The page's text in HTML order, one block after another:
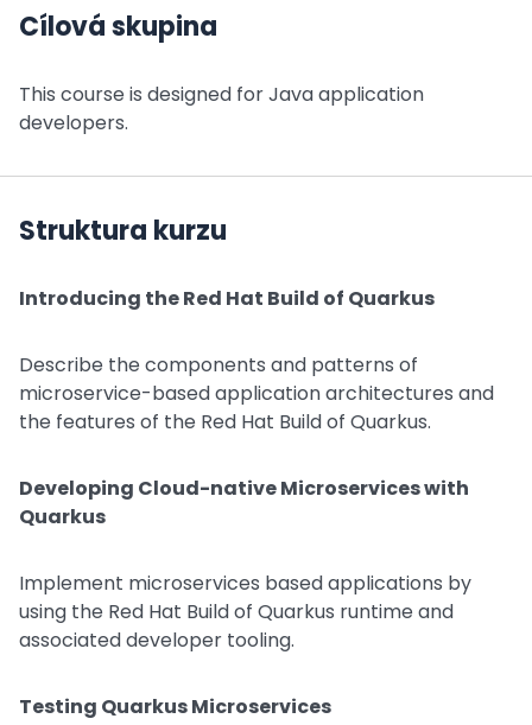
Cílová skupina
This course is designed for Java application
developers.
Struktura kurzu
Introducing the Red Hat Build of Quarkus
Describe the components and patterns of
microservice-based application architectures and
the features of the Red Hat Build of Quarkus.
Developing Cloud-native Microservices with
Quarkus
Implement microservices based applications by
using the Red Hat Build of Quarkus runtime and
associated developer tooling.
Testing Quarkus Microservices